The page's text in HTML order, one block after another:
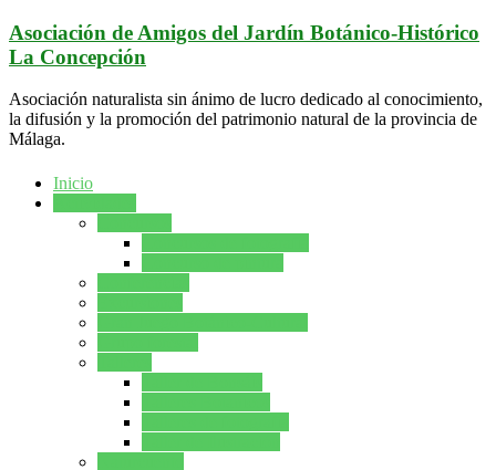
Saltar
al
contenido
Asociación de Amigos del Jardín Botánico-Histórico
La Concepción
Asociación naturalista sin ánimo de lucro dedicado al conocimiento,
la difusión y la promoción del patrimonio natural de la provincia de
Málaga.
Inicio